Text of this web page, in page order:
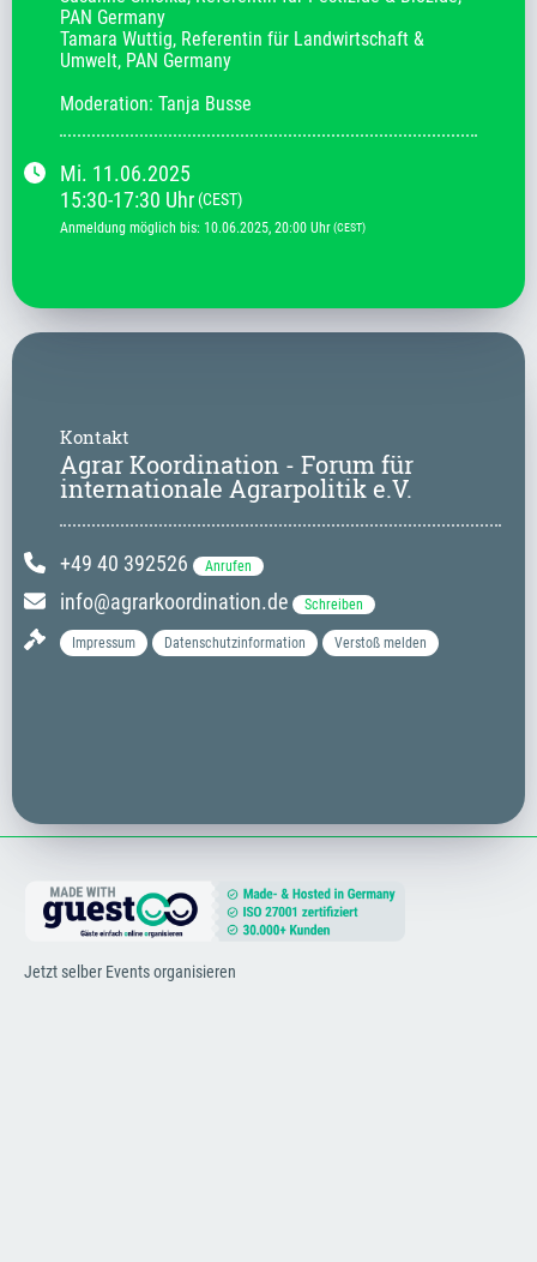
Mi. 11.06.2025
15:30-17:30 Uhr(CEST)
Anmeldung möglich bis: 10.06.2025, 20:00 Uhr(CEST)
PAN Germany
Tamara Wuttig, Referentin für Landwirtschaft &
Umwelt, PAN Germany
Moderation: Tanja Busse
Kontakt
Agrar Koordination - Forum für
internationale Agrarpolitik e.V.
+49 40 392526 Anrufen
info@agrarkoordination.de Schreiben
Impressum Datenschutzinformation Verstoß melden
Jetzt selber Events organisieren